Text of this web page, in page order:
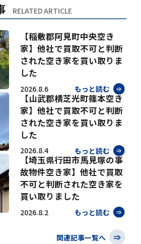
RELATED ARTICLE
【稲敷郡阿見町中央空き
家】他社で買取不可と判断
された空き家を買い取りま
した
2026.8.6 もっと読む
【山武郡横芝光町篠本空き
家】他社で買取不可と判断
された空き家を買い取りま
した
2026.8.4 もっと読む
【埼玉県行田市馬見塚の事
故物件空き家】他社で買取
不可と判断された空き家を
買い取りました
2026.8.2 もっと読む
関連記事一覧へ